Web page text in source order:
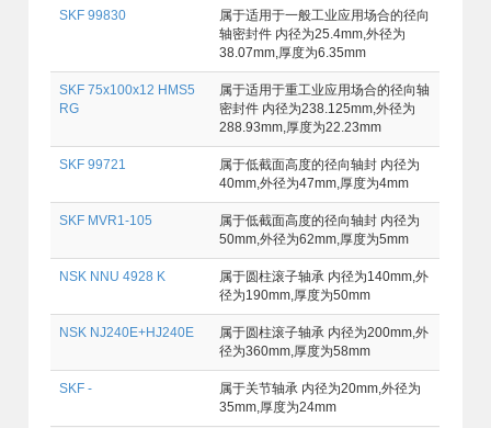
SKF 99830
属于适用于一般工业应用场合的径向
轴密封件 内径为25.4mm,外径为
38.07mm,厚度为6.35mm
SKF 75x100x12 HMS5
RG
属于适用于重工业应用场合的径向轴
密封件 内径为238.125mm,外径为
288.93mm,厚度为22.23mm
SKF 99721
属于低截面高度的径向轴封 内径为
40mm,外径为47mm,厚度为4mm
SKF MVR1-105
属于低截面高度的径向轴封 内径为
50mm,外径为62mm,厚度为5mm
NSK NNU 4928 K
属于圆柱滚子轴承 内径为140mm,外
径为190mm,厚度为50mm
NSK NJ240E+HJ240E
属于圆柱滚子轴承 内径为200mm,外
径为360mm,厚度为58mm
SKF -
属于关节轴承 内径为20mm,外径为
35mm,厚度为24mm